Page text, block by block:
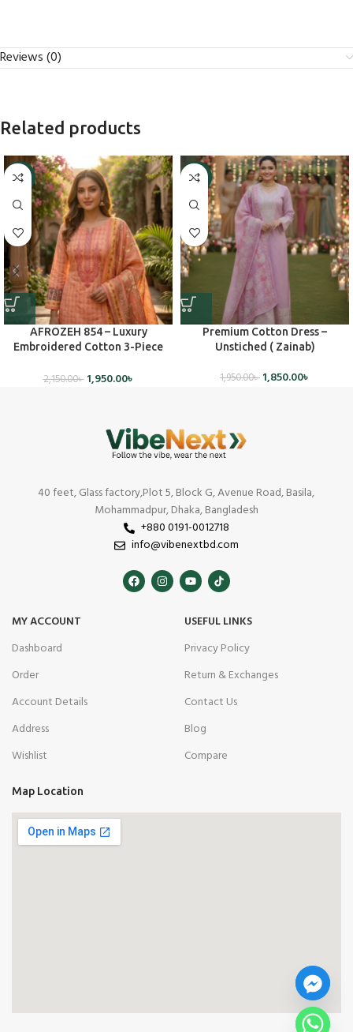
Reviews (0)
Related products
-9%
AFROZEH 854 – Luxury
Embroidered Cotton 3-Piece
2,150.00৳ 1,950.00৳
-5%
Premium Cotton Dress –
Unstiched ( Zainab)
1,950.00৳ 1,850.00৳
40 feet, Glass factory,Plot 5, Block G, Avenue Road, Basila,
Mohammadpur, Dhaka, Bangladesh
+880 0191-0012718
info@vibenextbd.com
MY ACCOUNT
Dashboard
Order
Account Details
Address
Wishlist
USEFUL LINKS
Privacy Policy
Return & Exchanges
Contact Us
Blog
Compare
Map Location